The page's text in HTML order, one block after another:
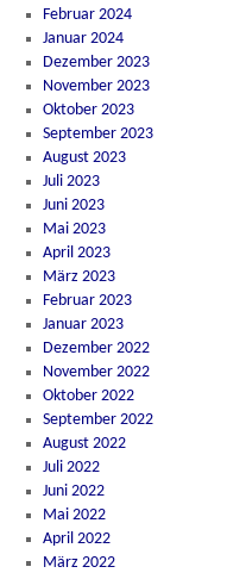
Februar 2024
Januar 2024
Dezember 2023
November 2023
Oktober 2023
September 2023
August 2023
Juli 2023
Juni 2023
Mai 2023
April 2023
März 2023
Februar 2023
Januar 2023
Dezember 2022
November 2022
Oktober 2022
September 2022
August 2022
Juli 2022
Juni 2022
Mai 2022
April 2022
März 2022